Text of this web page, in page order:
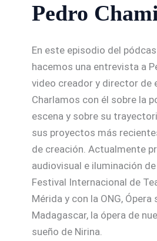
Pedro
En este episodio del
hacemos una entrevista a
video creador y director de
Charlamos con él sobre la
escena y sobre su
sus proyectos más
de creación. Actualmente
audiovisual e iluminación
Festival Internacional de
Mérida y con la ONG,
Madagascar, la ópera de
sueño de Nirina.